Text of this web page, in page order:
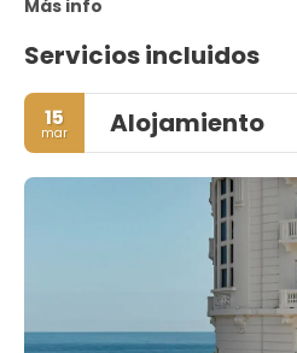
Más info
Servicios incluidos
15
mar Alojamiento